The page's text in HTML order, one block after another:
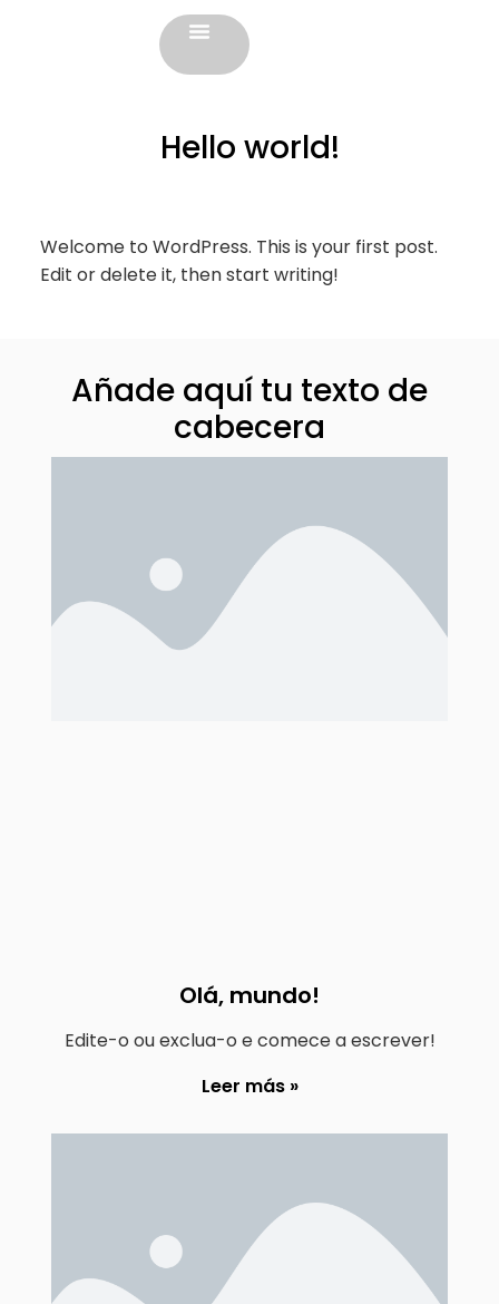
Hello world!
Welcome to WordPress. This is your first post.
Edit or delete it, then start writing!
Añade aquí tu texto de
cabecera
Olá, mundo!
Edite-o ou exclua-o e comece a escrever!
Leer más »